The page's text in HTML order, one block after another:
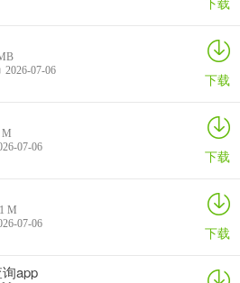
2026-07-06 下载
M
07-06 下载
M
07-06 下载
app